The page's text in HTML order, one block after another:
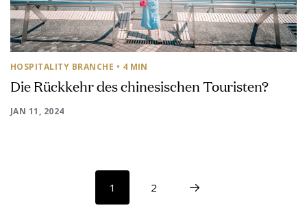
HOSPITALITY BRANCHE • 4 MIN
Die Rückkehr des chinesischen Touristen?
JAN 11, 2024
1 2